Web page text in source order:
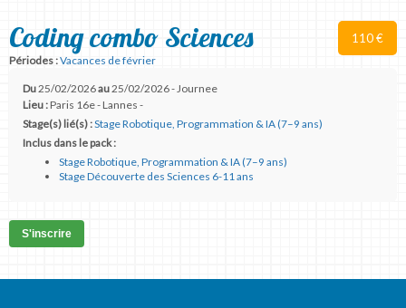
110 €
Coding combo Sciences
Périodes :Vacances de février
Du25/02/2026au25/02/2026 - Journee
Lieu :Paris 16e - Lannes -
Stage(s) lié(s) :Stage Robotique, Programmation & IA (7–9 ans)
Inclus dans le pack :
Stage Robotique, Programmation & IA (7–9 ans)
Stage Découverte des Sciences 6-11 ans
S'inscrire